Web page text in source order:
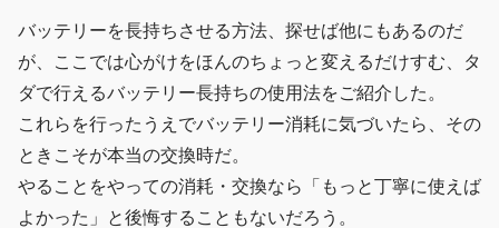
バッテリーを長持ちさせる方法、探せば他にもあるのだ
が、ここでは心がけをほんのちょっと変えるだけすむ、タ
ダで行えるバッテリー長持ちの使用法をご紹介した。
これらを行ったうえでバッテリー消耗に気づいたら、その
ときこそが本当の交換時だ。
やることをやっての消耗・交換なら「もっと丁寧に使えば
よかった」と後悔することもないだろう。